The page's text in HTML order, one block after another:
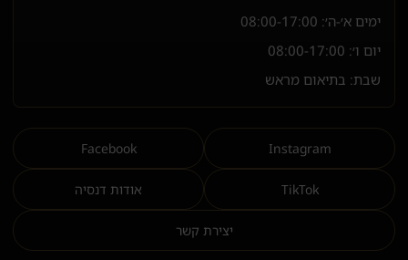
ימים א׳-ה׳: 08:00-17:00
יום ו׳: 08:00-17:00
שבת: בתיאום מראש
Instagram
Facebook
TikTok אודות דנסיה
יצירת קשר